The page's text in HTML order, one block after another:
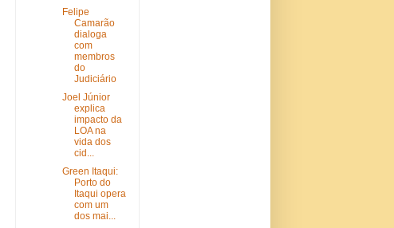
Felipe
Camarão
dialoga
com
membros
do
Judiciário
Joel Júnior
explica
impacto da
LOA na
vida dos
cid...
Green Itaqui:
Porto do
Itaqui opera
com um
dos mai...